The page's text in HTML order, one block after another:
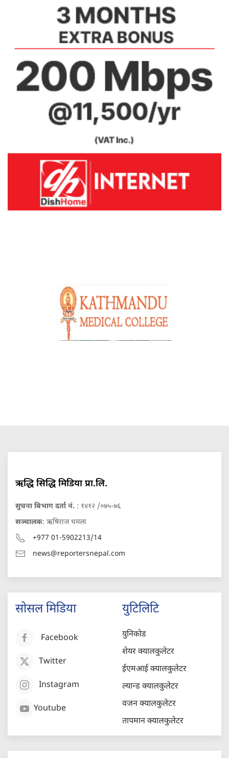
ऋद्धि सिद्धि मिडिया प्रा.लि.
सुचना बिभाग दर्ता नं. : १४१२ /०७५-७६
सञ्चालक: ऋषिराज धमला
+977 01-5902213/14
news@reportersnepal.com
सोसल मिडिया
Facebook
Twitter
Instagram
Youtube
युटिलिटि
युनिकोड
शेयर क्यालकुलेटर
ईएमआई क्यालकुलेटर
ल्यान्ड क्यालकुलेटर
वजन क्यालकुलेटर
तापमान क्यालकुलेटर